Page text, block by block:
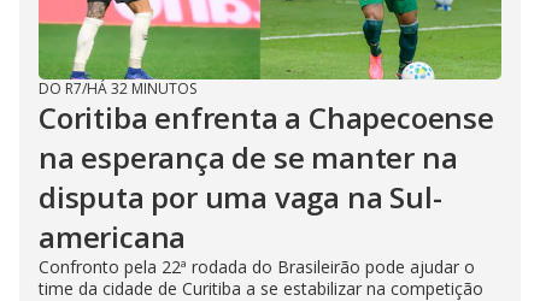
DO R7/HÁ 32 MINUTOS
Coritiba enfrenta a Chapecoense
na esperança de se manter na
disputa por uma vaga na Sul-
americana
Confronto pela 22ª rodada do Brasileirão pode ajudar o
time da cidade de Curitiba a se estabilizar na competição